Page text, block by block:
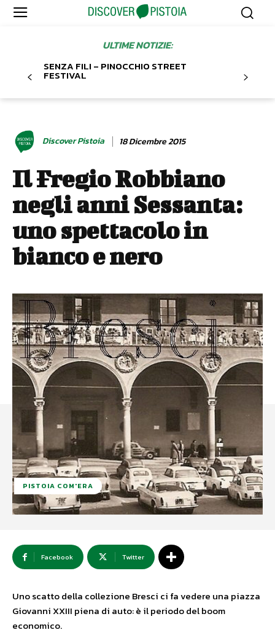
ULTIME NOTIZIE:
SENZA FILI – PINOCCHIO STREET
FESTIVAL
Discover Pistoia 18 Dicembre 2015
Il Fregio Robbiano
negli anni Sessanta:
uno spettacolo in
bianco e nero
PISTOIA COM'ERA
Facebook Twitter
Uno scatto della collezione Bresci ci fa vedere una piazza
Giovanni XXIII piena di auto: è il periodo del boom
economico.